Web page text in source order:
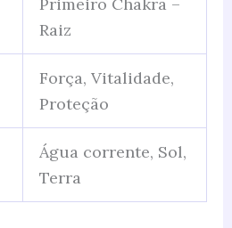
Primeiro Chakra –
Raiz
Força, Vitalidade,
Proteção
Água corrente, Sol,
Terra